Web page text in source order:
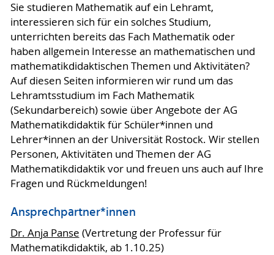
Sie studieren Mathematik auf ein Lehramt,
interessieren sich für ein solches Studium,
unterrichten bereits das Fach Mathematik oder
haben allgemein Interesse an mathematischen und
mathematikdidaktischen Themen und Aktivitäten?
Auf diesen Seiten informieren wir rund um das
Lehramtsstudium im Fach Mathematik
(Sekundarbereich) sowie über Angebote der AG
Mathematikdidaktik für Schüler*innen und
Lehrer*innen an der Universität Rostock. Wir stellen
Personen, Aktivitäten und Themen der AG
Mathematikdidaktik vor und freuen uns auch auf Ihre
Fragen und Rückmeldungen!
Ansprechpartner*innen
Dr. Anja Panse (Vertretung der Professur für
Mathematikdidaktik, ab 1.10.25)